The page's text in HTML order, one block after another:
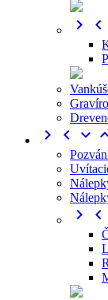
 
  
 